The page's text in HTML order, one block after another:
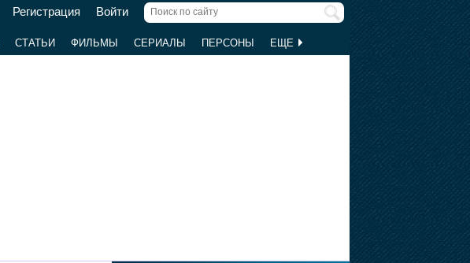
Регистрация Войти
СТАТЬИ ФИЛЬМЫ СЕРИАЛЫ ПЕРСОНЫ ЕЩЕ